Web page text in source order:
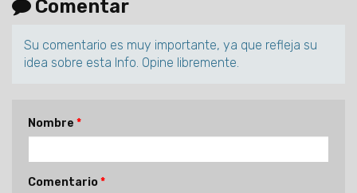
Comentar
Su comentario es muy importante, ya que refleja su
idea sobre esta Info. Opine libremente.
Nombre
Comentario